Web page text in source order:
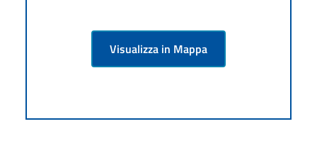
Visualizza in Mappa